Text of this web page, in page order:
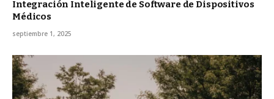
Integración Inteligente de Software de Dispositivos
Médicos
septiembre 1, 2025